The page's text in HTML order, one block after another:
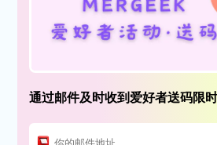
通过邮件及时收到爱好者送码限